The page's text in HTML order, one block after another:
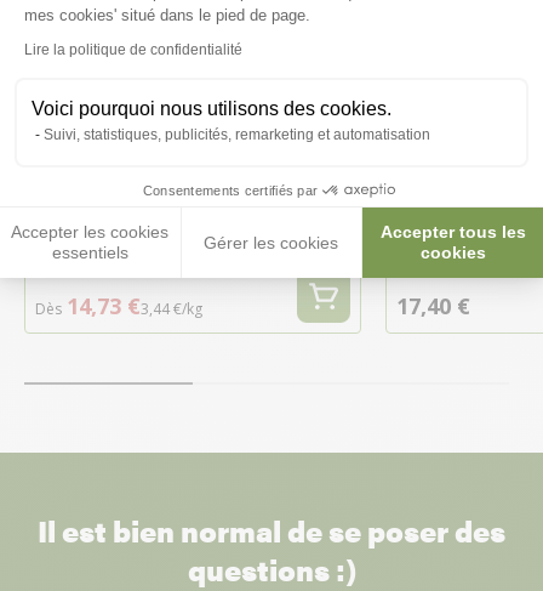
mes cookies' situé dans le pied de page.
Lire la politique de confidentialité
Voici pourquoi nous utilisons des cookies.
Suivi, statistiques, publicités, remarketing et automatisation
Consentements certifiés par
Accepter les cookies
essentiels
Gérer les cookies
Accepter tous les
cookies
Axeptio consent
Galets Aqua River 4,5Kg ZooMed
Dès 14,73 €3,44 €/kg
reptile et
Large - Exo
17,40 €
Il est bien normal de se poser des
questions :)